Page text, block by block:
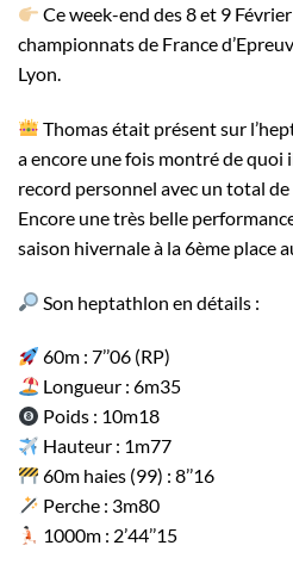
Ce week-end des 8 et 9
championnats de France
Lyon.
Thomas était présent sur
a encore une fois montré de quoi
record personnel avec un total de
Encore une très belle
saison hivernale à la 6ème place
Son heptathlon en détails :
60m : 7’’06 (RP)
Longueur : 6m35
Poids : 10m18
Hauteur : 1m77
60m haies (99) : 8’’16
Perche : 3m80
1000m : 2’44’’15